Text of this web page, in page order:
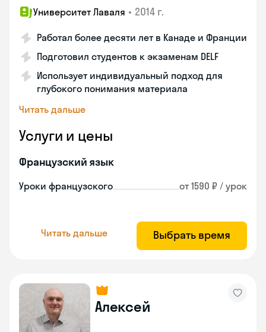
Университет Лаваля • 2014 г.
Работал более десяти лет в Канаде и Франции
Подготовил студентов к экзаменам DELF
Использует индивидуальный подход для
глубокого понимания материала
Читать дальше
Услуги и цены
Французский язык
Уроки французского от 1590 ₽ / урок
Читать дальше Выбрать время
Алексей